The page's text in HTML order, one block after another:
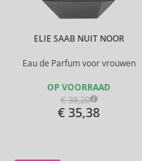
ELIE SAAB NUIT NOOR
Eau de Parfum voor vrouwen
OP VOORRAAD
€ 38,20
€ 35,38